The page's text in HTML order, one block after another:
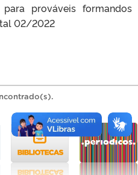
prováveis formandos
02/2022